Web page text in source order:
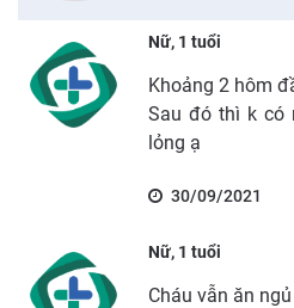
Nữ, 1 tuổi
Khoảng 2 hôm
Sau đó thì k có
lỏng ạ
30/09/2021
Nữ, 1 tuổi
Cháu vẫn ăn